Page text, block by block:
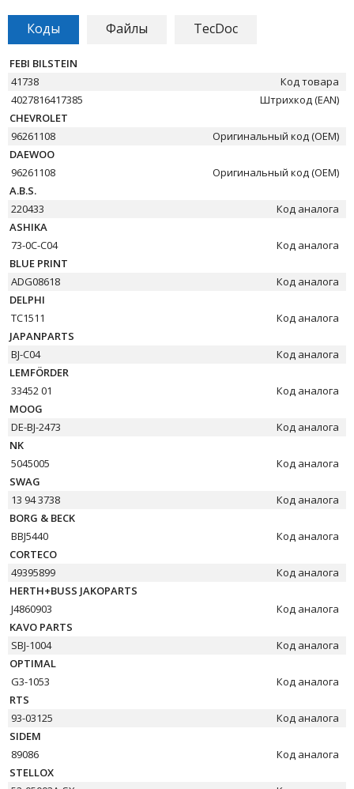
Коды Файлы TecDoc
FEBI BILSTEIN
41738
Код товара
4027816417385
Штрихкод (EAN)
CHEVROLET
96261108
Оригинальный код (OEM)
DAEWOO
96261108
Оригинальный код (OEM)
A.B.S.
220433
Код аналога
ASHIKA
73-0C-C04
Код аналога
BLUE PRINT
ADG08618
Код аналога
DELPHI
TC1511
Код аналога
JAPANPARTS
BJ-C04
Код аналога
LEMFÖRDER
33452 01
Код аналога
MOOG
DE-BJ-2473
Код аналога
NK
5045005
Код аналога
SWAG
13 94 3738
Код аналога
BORG & BECK
BBJ5440
Код аналога
CORTECO
49395899
Код аналога
HERTH+BUSS JAKOPARTS
J4860903
Код аналога
KAVO PARTS
SBJ-1004
Код аналога
OPTIMAL
G3-1053
Код аналога
RTS
93-03125
Код аналога
SIDEM
89086
Код аналога
STELLOX